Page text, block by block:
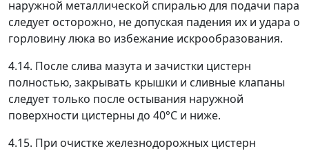
наружной металлической спиралью для подачи пара
следует осторожно, не допуская падения их и удара о
горловину люка во избежание искрообразования.
4.14. После слива мазута и зачистки цистерн
полностью, закрывать крышки и сливные клапаны
следует только после остывания наружной
поверхности цистерны до 40°С и ниже.
4.15. При очистке железнодорожных цистерн